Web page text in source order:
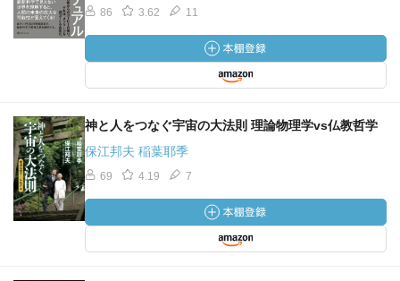
86 3.62 11
神と人をつなぐ宇宙の大法則 理論物理学vs仏教哲学
保江邦夫 稲葉耶季
69 4.19 7